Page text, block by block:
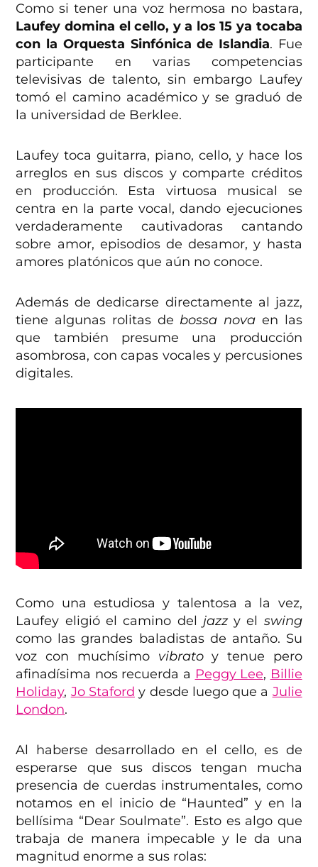
Como si tener una voz hermosa no bastara,
Laufey domina el cello, y a los 15 ya tocaba
con la Orquesta Sinfónica de Islandia. Fue
participante en varias competencias
televisivas de talento, sin embargo Laufey
tomó el camino académico y se graduó de
la universidad de Berklee.
Laufey toca guitarra, piano, cello, y hace los
arreglos en sus discos y comparte créditos
en producción. Esta virtuosa musical se
centra en la parte vocal, dando ejecuciones
verdaderamente cautivadoras cantando
sobre amor, episodios de desamor, y hasta
amores platónicos que aún no conoce.
Además de dedicarse directamente al jazz,
tiene algunas rolitas de bossa nova en las
que también presume una producción
asombrosa, con capas vocales y percusiones
digitales.
Como una estudiosa y talentosa a la vez,
Laufey eligió el camino del jazzy el swing
como las grandes baladistas de antaño. Su
voz con muchísimo vibratoy tenue pero
afinadísima nos recuerda a Peggy Lee, Billie
Holiday, Jo Staford y desde luego que a Julie
London.
Al haberse desarrollado en el cello, es de
esperarse que sus discos tengan mucha
presencia de cuerdas instrumentales, como
notamos en el inicio de “Haunted” y en la
bellísima “Dear Soulmate”. Esto es algo que
trabaja de manera impecable y le da una
magnitud enorme a sus rolas: